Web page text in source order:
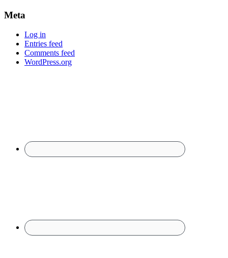
Meta
Log in
Entries feed
Comments feed
WordPress.org